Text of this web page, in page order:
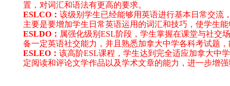
置，对词汇和语法有更高的要求。
ESLCO： 该级别学生已经能够用英语进行基本日常交流
主要是要增加学生日常英语运用的词汇和技巧，使学生
ESLDO： 属强化级别ESL阶段，学生掌握在课堂与社交
备一定英语社交能力，并且熟悉加拿大中学各科考试题
ESLEO： 该高阶ESL课程，学生达到完全适应加拿大中
定阅读和评论文学作品以及学术文章的能力，进一步增